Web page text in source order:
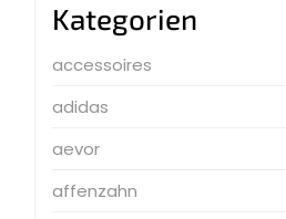
Kategorien
accessoires
adidas
aevor
affenzahn